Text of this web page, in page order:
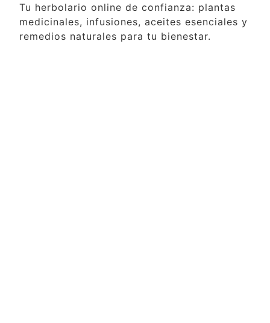
Tu herbolario online de confianza: plantas
medicinales, infusiones, aceites esenciales y
remedios naturales para tu bienestar.